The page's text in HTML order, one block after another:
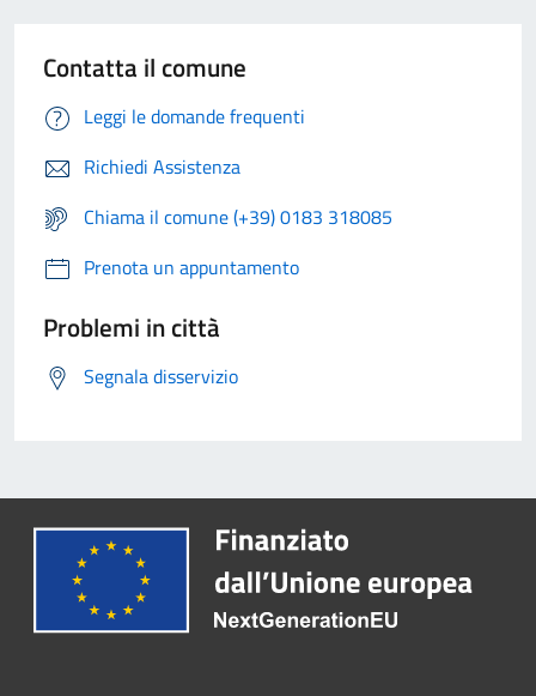
Contatta il comune
Leggi le domande frequenti
Richiedi Assistenza
Chiama il comune (+39) 0183 318085
Prenota un appuntamento
Problemi in città
Segnala disservizio